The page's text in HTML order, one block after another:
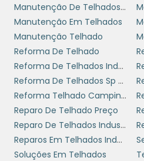
O processo de reforma
etapas bem
trabalho eficiente. A
avaliação do estado
um profissional
imperfeições e
feito. Essa análise é
surpresas durante a
orçamento realista.
A segunda etapa
Manutenção De Telhados Industriais
Manutenção Em Telhados
Manutenção Telhado
Reforma De Telhado
Reforma De Telhados Industriais
Reforma De Telhados Sp Zona Leste
Reforma Telhado Campinas
Reparo De Telhado Preço
Reparo De Telhados Industriais Sp
Reparos Em Telhados Industriais
Soluções Em Telhados